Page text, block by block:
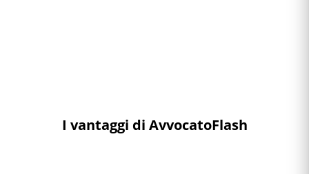
I vantaggi di AvvocatoFlash